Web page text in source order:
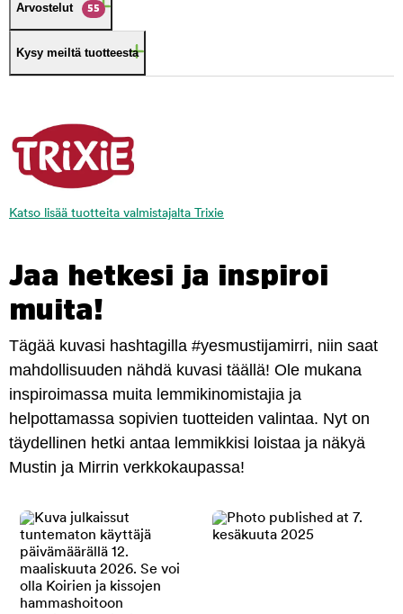
Arvostelut 55
Kysy meiltä tuotteesta
Katso lisää tuotteita valmistajalta Trixie
Jaa hetkesi ja inspiroi
muita!
Tägää kuvasi hashtagilla #yesmustijamirri, niin saat
mahdollisuuden nähdä kuvasi täällä! Ole mukana
inspiroimassa muita lemmikinomistajia ja
helpottamassa sopivien tuotteiden valintaa. Nyt on
täydellinen hetki antaa lemmikkisi loistaa ja näkyä
Mustin ja Mirrin verkkokaupassa!